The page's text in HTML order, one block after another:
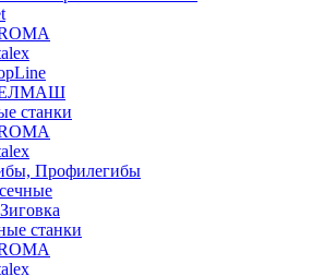
станки
Профилегибы
станки